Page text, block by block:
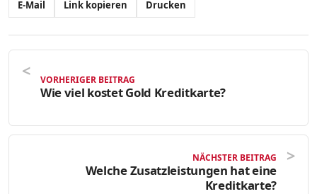
E-Mail Link kopieren Drucken
VORHERIGER BEITRAG
Wie viel kostet Gold Kreditkarte?
NÄCHSTER BEITRAG
Welche Zusatzleistungen hat eine
Kreditkarte?